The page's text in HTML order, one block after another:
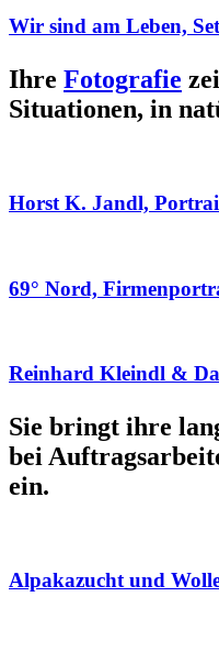
Wir sind am Leben,
Ihre Fotografie
Situationen, in
Horst K. Jandl,
69° Nord,
Reinhard Kleindl &
Sie bringt ihre
bei
ein.
Alpakazucht und